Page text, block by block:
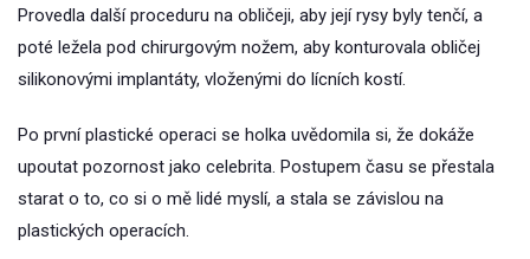
Provedla další proceduru na obličeji, aby její rysy byly tenčí, a
poté ležela pod chirurgovým nožem, aby konturovala obličej
silikonovými implantáty, vloženými do lícních kostí.
Po první plastické operaci se holka uvědomila si, že dokáže
upoutat pozornost jako celebrita. Postupem času se přestala
starat o to, co si o mě lidé myslí, a stala se závislou na
plastických operacích.